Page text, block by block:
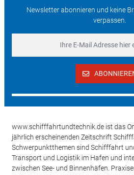
Newsletter abonnieren und keine
verpassen.
www.schifffahrtundtechnik.de ist das
jährlich erscheinenden Zeitschrift
Schwerpunktthemen sind Schifffahrt
Transport und Logistik im Hafen und
zwischen See- und Binnenhäfen.